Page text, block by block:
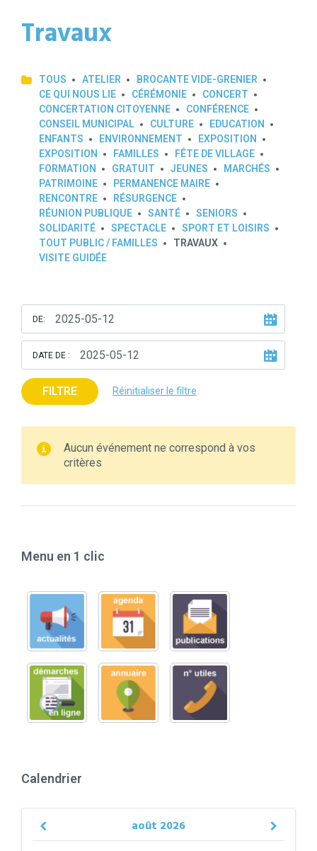
Travaux
TOUS ATELIER
BROCANTE VIDE-GRENIER
CE QUI NOUS LIE
CÉRÉMONIE
CONCERT
CONCERTATION CITOYENNE
CONFÉRENCE
CONSEIL MUNICIPAL
CULTURE
EDUCATION
ENFANTS
ENVIRONNEMENT
EXPOSITION
EXPOSITION
FAMILLES
FÊTE DE VILLAGE
FORMATION
GRATUIT JEUNES
MARCHÉS
PATRIMOINE
PERMANENCE MAIRE
RENCONTRE
RÉSURGENCE
RÉUNION PUBLIQUE
SANTÉ
SENIORS
SOLIDARITÉ
SPECTACLE
SPORT ET LOISIRS
TOUT PUBLIC / FAMILLES
TRAVAUX
VISITE GUIDÉE
DE:
DATE DE :
FILTRE Réinitialiser le filtre
Aucun événement ne correspond à vos
critères
Menu en 1 clic
Calendrier
août 2026
Previous